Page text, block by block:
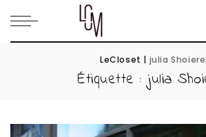
LeCloset | julia
Étiquette :julia